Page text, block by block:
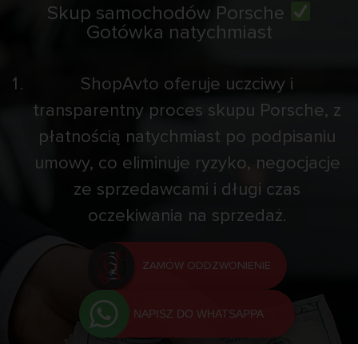
Skup samochodów Porsche
Gotówka natychmiast
ShopAvto oferuje uczciwy i
transparentny proces skupu Porsche, z
płatnością natychmiast po podpisaniu
umowy, co eliminuje ryzyko, negocjacje
ze sprzedawcami i długi czas
oczekiwania na sprzedaż.
ZAMÓW ODDZWONIENIE
NAPISZ DO WHATSAPPA